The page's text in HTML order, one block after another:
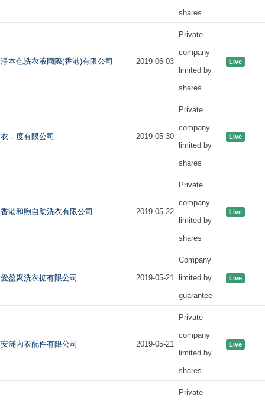
shares
淨本色洗衣液國際(香港)有限公司 2019-06-03
Private
company
limited by
shares
Live
衣．度有限公司 2019-05-30
Private
company
limited by
shares
Live
香港和煦自助洗衣有限公司 2019-05-22
Private
company
limited by
shares
Live
愛盈聚洗衣掂有限公司 2019-05-21
Company
limited by
guarantee
Live
安滿內衣配件有限公司 2019-05-21
Private
company
limited by
shares
Live
Private